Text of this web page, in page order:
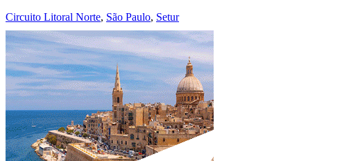
Circuito Litoral Norte, São Paulo, Setur